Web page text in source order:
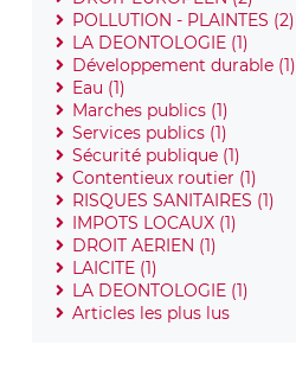
POLLUTION - PLAINTES (2)
LA DEONTOLOGIE (1)
Développement durable (1)
Eau (1)
Marches publics (1)
Services publics (1)
Sécurité publique (1)
Contentieux routier (1)
RISQUES SANITAIRES (1)
IMPOTS LOCAUX (1)
DROIT AERIEN (1)
LAICITE (1)
LA DEONTOLOGIE (1)
Articles les plus lus